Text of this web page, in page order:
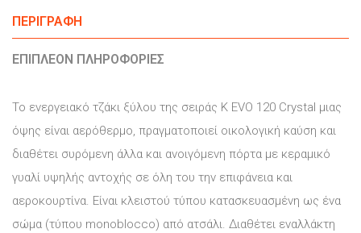
ΠΕΡΙΓΡΑΦΉ
ΕΠΙΠΛΈΟΝ ΠΛΗΡΟΦΟΡΊΕΣ
Το ενεργειακό τζάκι ξύλου της σειράς K EVO 120 Crystal μιας
όψης είναι αερόθερμο, πραγματοποιεί οικολογική καύση και
διαθέτει συρόμενη άλλα και ανοιγόμενη πόρτα με κεραμικό
γυαλί υψηλής αντοχής σε όλη του την επιφάνεια και
αεροκουρτίνα. Είναι κλειστού τύπου κατασκευασμένη ως ένα
σώμα (τύπου monoblocco) από ατσάλι. Διαθέτει εναλλάκτη